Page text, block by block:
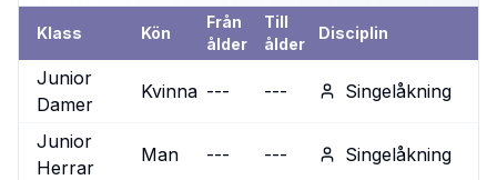
Klass Kön
Från
ålder
Till
ålder
Disciplin
Junior
Damer
Kvinna --- --- Singelåkning
Junior
Herrar
Man --- --- Singelåkning